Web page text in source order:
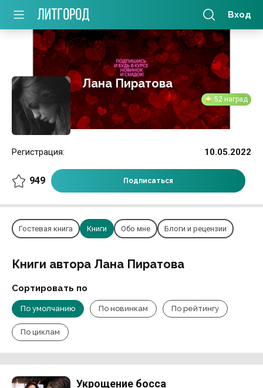
Лана Пиратова
52 наград
10.05.2022
Регистрация:
949 Подписаться
Гостевая книга Книги Обо мне Блоги и рецензии
Книги автора Лана Пиратова
Сортировать по
По умолчанию По новинкам По рейтингу
По циклам
Укрощение босса
Вход